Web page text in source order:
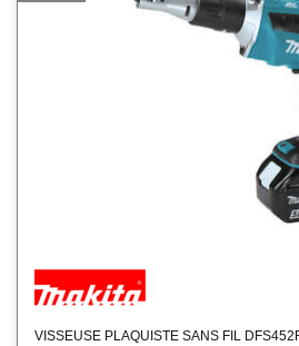
VISSEUSE PLAQUISTE SANS FIL